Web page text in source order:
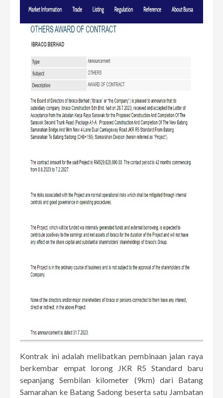
Kontrak ini adalah melibatkan pembinaan jalan raya
berkembar empat lorong JKR R5 Standard baru
sepanjang Sembilan kilometer (9km) dari Batang
Samarahan ke Batang Sadong beserta satu Jambatan